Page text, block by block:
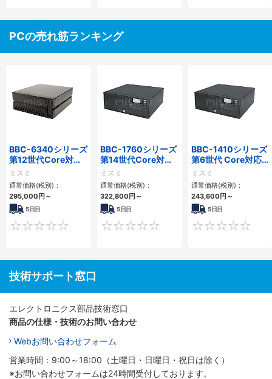
PCの売れ筋ランキング
BBC-6340シリーズ
第12世代Core対応
小型フロアマウント
PC2PCI/2PCIe
ミスミ
通常価格(税別)：
295,000円～
5日目
0
BBC-1760シリーズ
第14世代Core対応
小型フロアマウント
3PCIe
ミスミ
通常価格(税別)：
322,800円～
5日目
0
BBC-1410シリーズ
第6世代 Core対応フ
ロアマウントFAPC
3PCI・3PCIe
ミスミ
通常価格(税別)：
243,600円～
5日目
技術サポート窓口
エレクトロニクス部品技術窓口
商品の仕様・技術のお問い合わせ
Webお問い合わせフォーム
営業時間：9:00～18:00（土曜日・日曜日・祝日は除く）
※お問い合わせフォームは24時間受付しております。